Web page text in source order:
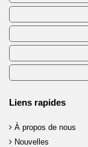
Liens rapides
À propos de nous
Nouvelles